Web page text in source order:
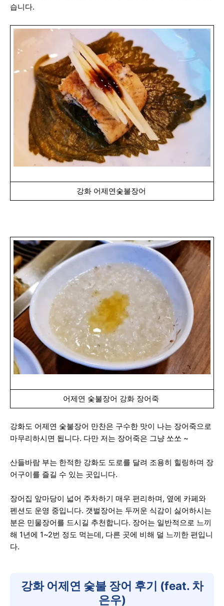
습니다.
강화 어제연숯불장어
어제연 숯불장어 강화 장어죽
강화도 어제연 숯불장어 만찬은 구수한 맛이 나는 장어죽으로
마무리하시면 됩니다. 다만 저는 장어죽은 그냥 쏘쏘 ~
산들바람 부는 한적한 강화도 도로를 달려 조용히 힐링하며 장
어구이를 즐길 수 있는 곳입니다.
장어집 앞마당이 넓어 주차하기 매우 편리하며, 옆에 카페와
펜션도 운영 중입니다. 갯벌장어는 두꺼운 식감이 싫어하시는
분은 민물장어를 드시길 추천합니다. 장어는 일반적으로 느끼
해 1년에 1~2번 정도 먹는데, 다른 곳에 비해 덜 느끼한 편입니
다.
강화 어제연 숯불 장어 후기 (feat. 차
은우)